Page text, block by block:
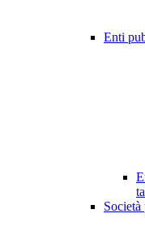
Enti
Società